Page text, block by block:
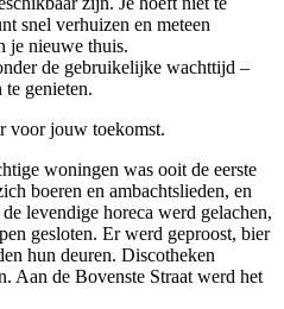
snel verhuizen en meteen
je nieuwe thuis.
de gebruikelijke wachttijd –
genieten.
voor jouw toekomst.
woningen was ooit de eerste
boeren en ambachtslieden, en
levendige horeca werd gelachen,
gesloten. Er werd geproost, bier
hun deuren. Discotheken
Aan de Bovenste Straat werd het